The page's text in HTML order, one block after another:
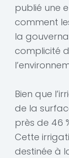
publié une
comment
la
complicité
Bien que
de la
près de 46
Cette
destinée à